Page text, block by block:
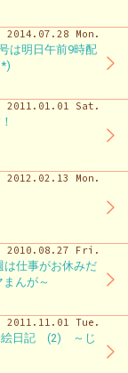
2014.07.28 Mon.
は明日午前9時配
2011.01.01 Sat.
2012.02.13 Mon.
2010.08.27 Fri.
仕事がお休みだ
んが～
2011.11.01 Tue.
絵日記 (2) ～じ